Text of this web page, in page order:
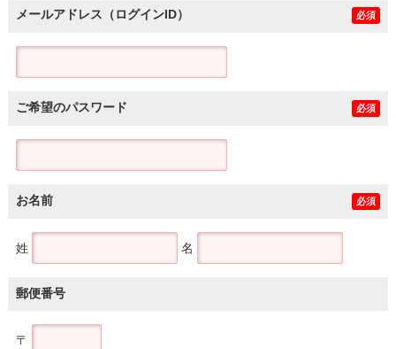
メールアドレス（ログインID） 必須
ご希望のパスワード 必須
お名前 必須
姓 名
郵便番号
〒